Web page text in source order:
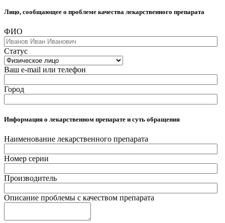
Лицо, сообщающее о проблеме качества лекарственного препарата
ФИО
Статус
Ваш e-mail или телефон
Город
Информация о лекарственном препарате и суть обращения
Наименование лекарственного препарата
Номер серии
Производитель
Описание проблемы с качеством препарата